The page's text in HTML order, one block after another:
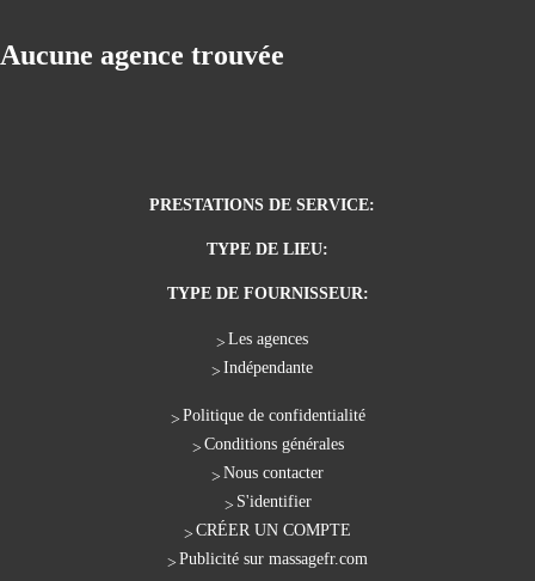
Aucune agence trouvée
PRESTATIONS DE SERVICE:
TYPE DE LIEU:
TYPE DE FOURNISSEUR:
Les agences
Indépendante
Politique de confidentialité
Conditions générales
Nous contacter
S'identifier
CRÉER UN COMPTE
Publicité sur massagefr.com